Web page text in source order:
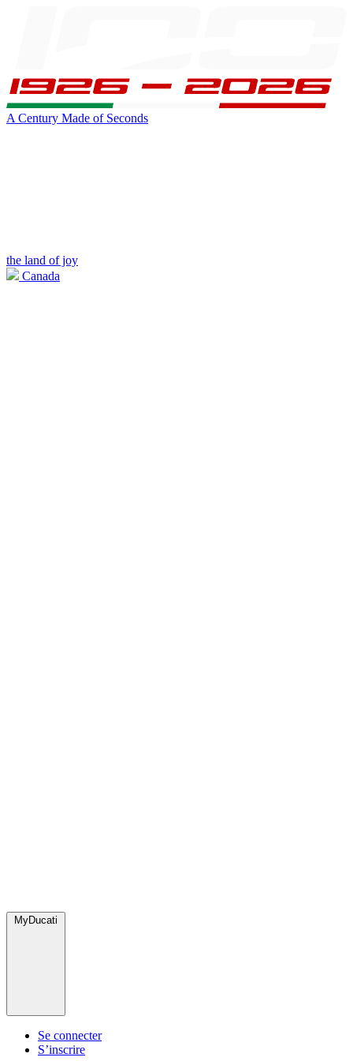
A Century Made of Seconds
the land of joy
Canada
MyDucati
Se connecter
S’inscrire